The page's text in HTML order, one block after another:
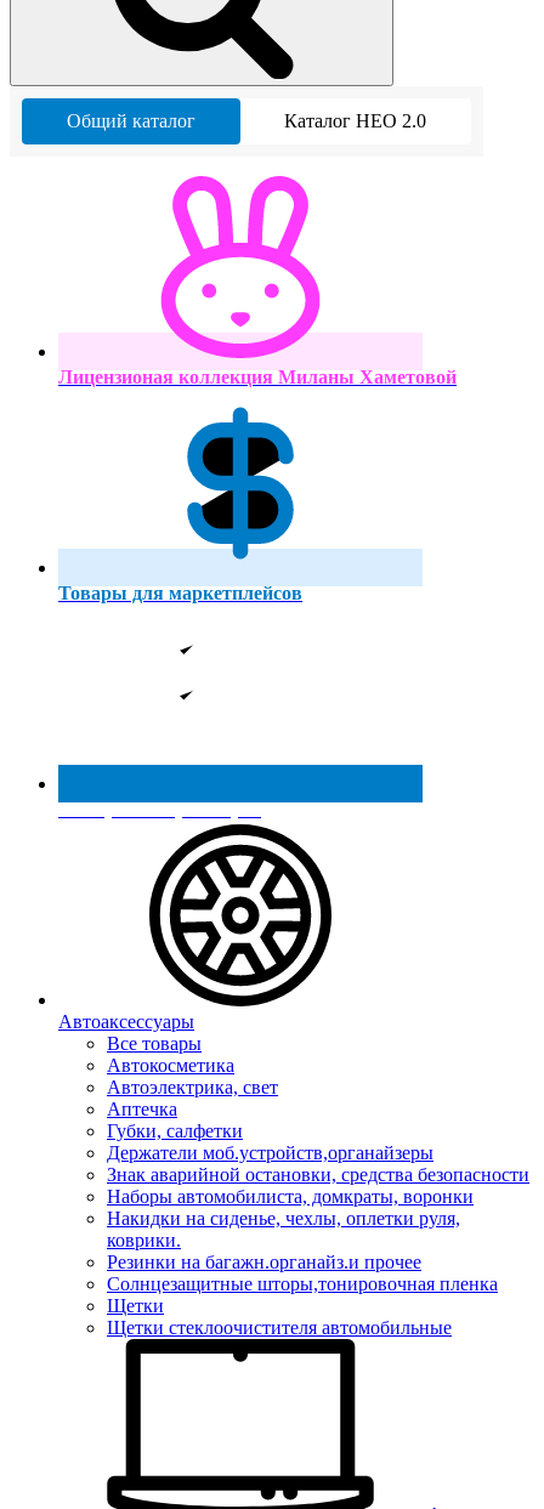
Общий каталог Каталог НЕО 2.0
Лицензионая коллекция Миланы Хаметовой
Товары для маркетплейсов
Реестр МинПромТорга
Автоаксессуары
Все товары
Автокосметика
Автоэлектрика, свет
Аптечка
Губки, салфетки
Держатели моб.устройств,органайзеры
Знак аварийной остановки, средства безопасности
Наборы автомобилиста, домкраты, воронки
Накидки на сиденье, чехлы, оплетки руля,
коврики.
Резинки на багажн.органайз.и прочее
Солнцезащитные шторы,тонировочная пленка
Щетки
Щетки стеклоочистителя автомобильные